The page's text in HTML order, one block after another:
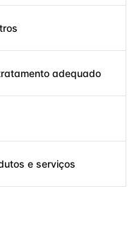
adequado
e serviços